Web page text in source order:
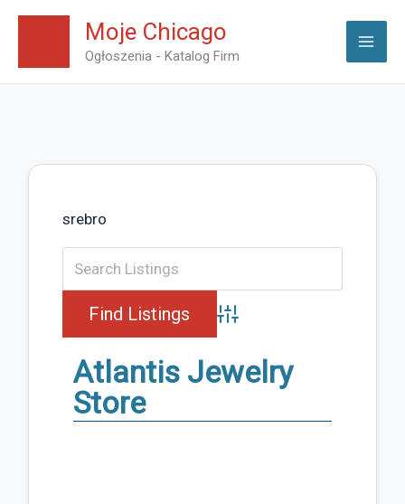
Skip
Moje Chicago
Ogłoszenia - Katalog Firm
srebro
Advanced Search
Atlantis Jewelry
Store